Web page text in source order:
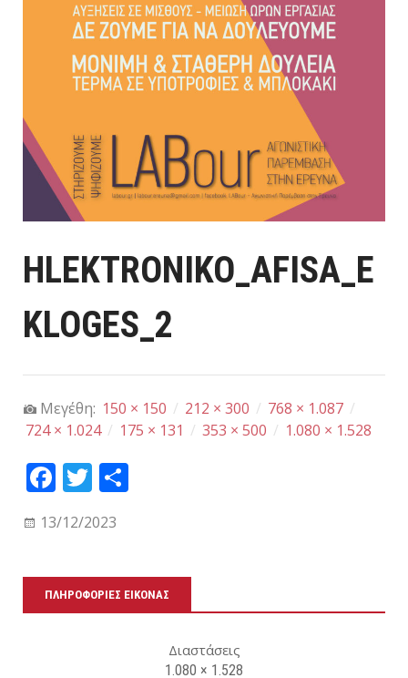
HLEKTRONIKO_AFISA_E
KLOGES_2
Μεγέθη: 150 × 150 / 212 × 300 / 768 × 1.087 /
724 × 1.024 / 175 × 131 / 353 × 500 / 1.080 × 1.528
Fa
bo
T
tt
εί
τε
13/12/2023
ΠΛΗΡΟΦΟΡΊΕΣ ΕΙΚΌΝΑΣ
Διαστάσεις
1.080 × 1.528